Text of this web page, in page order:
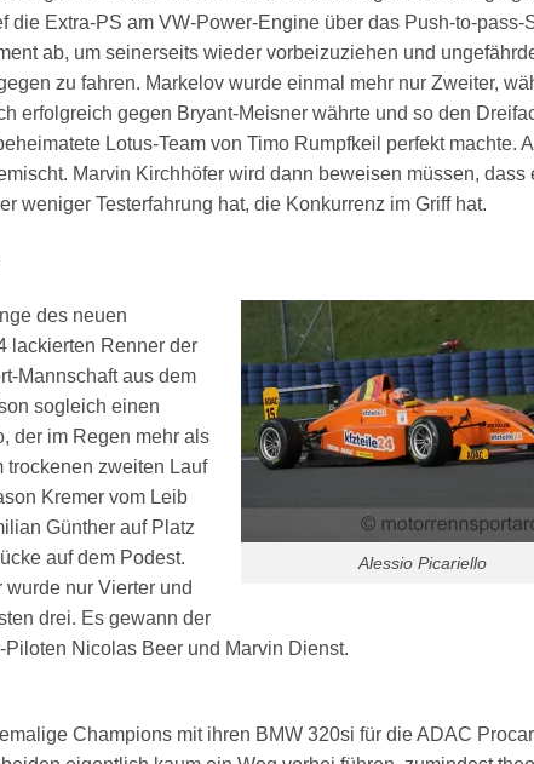
die Extra-PS am VW-Power-Engine über das Push-to-pass-
ab, um seinerseits wieder vorbeizuziehen und
zu fahren. Markelov wurde einmal mehr nur Zweiter,
erfolgreich gegen Bryant-Meisner währte und so den
Lotus-Team von Timo Rumpfkeil perfekt machte.
Marvin Kirchhöfer wird dann beweisen müssen, dass
weniger Testerfahrung hat, die Konkurrenz im Griff hat.
Alessio Picariello
des neuen
lackierten Renner der
Mannschaft aus dem
sogleich einen
der im Regen mehr als
trockenen zweiten Lauf
Kremer vom Leib
Günther auf Platz
auf dem Podest.
nur Vierter und
drei. Es gewann der
Nicolas Beer und Marvin Dienst.
Champions mit ihren BMW 320si für die ADAC